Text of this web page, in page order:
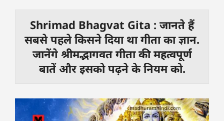
Shrimad Bhagvat Gita : जानते हैं
सबसे पहले किसने दिया था गीता का ज्ञान.
जानेंगे श्रीमद्भागवत गीता की महत्वपूर्ण
बातें और इसको पढ़ने के नियम को.